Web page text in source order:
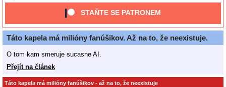
STAŇTE SE PATRONEM
Táto kapela má milióny fanúšikov. Až na to, že neexistuje.
O tom kam smeruje sucasne AI.
Přejít na článek
Táto kapela má milióny fanúšikov - až na to, že neexistuje